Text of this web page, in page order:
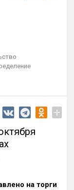
+
на торги